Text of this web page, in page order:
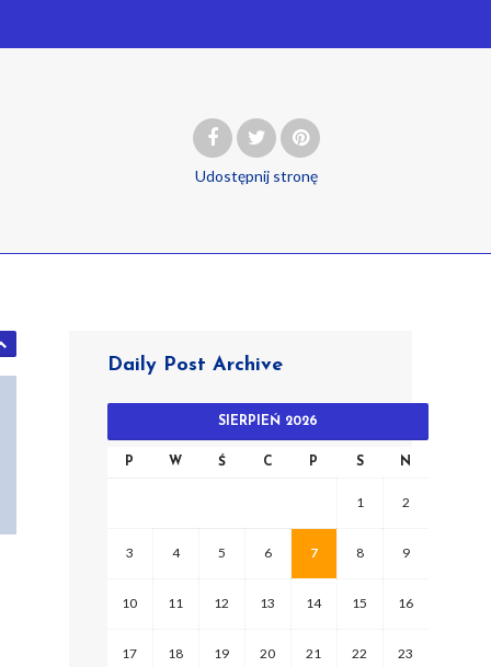
Udostępnij stronę
Daily Post Archive
SIERPIEŃ 2026
P W Ś C P S N
1 2
3 4 5 6 7 8 9
10 11 12 13 14 15 16
17 18 19 20 21 22 23